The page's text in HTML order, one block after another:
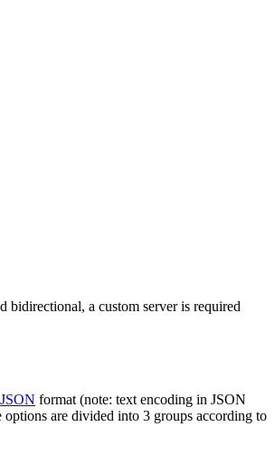
bidirectional, a custom server is required
JSON format (note: text encoding in JSON
options are divided into 3 groups according to